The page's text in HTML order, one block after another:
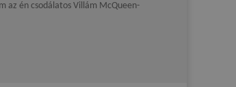
az én csodálatos Villám McQueen-